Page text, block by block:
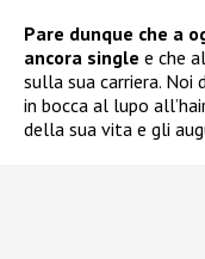
Pare dunque che a
ancora single e che
sulla sua carriera. Noi
in bocca al lupo
della sua vita e gli